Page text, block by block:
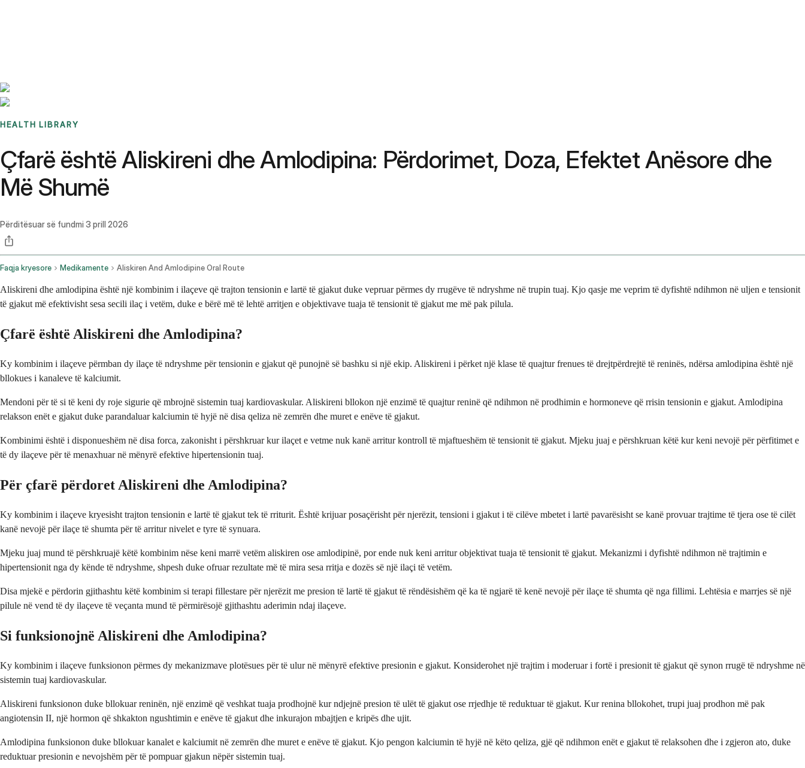
HEALTH LIBRARY
Çfarë është Aliskireni dhe Amlodipina: Përdorimet, Doza, Efektet Anësore dhe
Më Shumë
Përditësuar së fundmi 3 prill 2026
Faqja kryesore Medikamente Aliskiren And Amlodipine Oral Route
Aliskireni dhe amlodipina është një kombinim i ilaçeve që trajton tensionin e lartë të gjakut duke vepruar përmes dy rrugëve të ndryshme në trupin tuaj. Kjo qasje me veprim të dyfishtë ndihmon në uljen e tensionit
të gjakut më efektivisht sesa secili ilaç i vetëm, duke e bërë më të lehtë arritjen e objektivave tuaja të tensionit të gjakut me më pak pilula.
Çfarë është Aliskireni dhe Amlodipina?
Ky kombinim i ilaçeve përmban dy ilaçe të ndryshme për tensionin e gjakut që punojnë së bashku si një ekip. Aliskireni i përket një klase të quajtur frenues të drejtpërdrejtë të reninës, ndërsa amlodipina është një
bllokues i kanaleve të kalciumit.
Mendoni për të si të keni dy roje sigurie që mbrojnë sistemin tuaj kardiovaskular. Aliskireni bllokon një enzimë të quajtur reninë që ndihmon në prodhimin e hormoneve që rrisin tensionin e gjakut. Amlodipina
relakson enët e gjakut duke parandaluar kalciumin të hyjë në disa qeliza në zemrën dhe muret e enëve të gjakut.
Kombinimi është i disponueshëm në disa forca, zakonisht i përshkruar kur ilaçet e vetme nuk kanë arritur kontroll të mjaftueshëm të tensionit të gjakut. Mjeku juaj e përshkruan këtë kur keni nevojë për përfitimet e
të dy ilaçeve për të menaxhuar në mënyrë efektive hipertensionin tuaj.
Për çfarë përdoret Aliskireni dhe Amlodipina?
Ky kombinim i ilaçeve kryesisht trajton tensionin e lartë të gjakut tek të rriturit. Është krijuar posaçërisht për njerëzit, tensioni i gjakut i të cilëve mbetet i lartë pavarësisht se kanë provuar trajtime të tjera ose të cilët
kanë nevojë për ilaçe të shumta për të arritur nivelet e tyre të synuara.
Mjeku juaj mund të përshkruajë këtë kombinim nëse keni marrë vetëm aliskiren ose amlodipinë, por ende nuk keni arritur objektivat tuaja të tensionit të gjakut. Mekanizmi i dyfishtë ndihmon në trajtimin e
hipertensionit nga dy kënde të ndryshme, shpesh duke ofruar rezultate më të mira sesa rritja e dozës së një ilaçi të vetëm.
Disa mjekë e përdorin gjithashtu këtë kombinim si terapi fillestare për njerëzit me presion të lartë të gjakut të rëndësishëm që ka të ngjarë të kenë nevojë për ilaçe të shumta që nga fillimi. Lehtësia e marrjes së një
pilule në vend të dy ilaçeve të veçanta mund të përmirësojë gjithashtu aderimin ndaj ilaçeve.
Si funksionojnë Aliskireni dhe Amlodipina?
Ky kombinim i ilaçeve funksionon përmes dy mekanizmave plotësues për të ulur në mënyrë efektive presionin e gjakut. Konsiderohet një trajtim i moderuar i fortë i presionit të gjakut që synon rrugë të ndryshme në
sistemin tuaj kardiovaskular.
Aliskireni funksionon duke bllokuar reninën, një enzimë që veshkat tuaja prodhojnë kur ndjejnë presion të ulët të gjakut ose rrjedhje të reduktuar të gjakut. Kur renina bllokohet, trupi juaj prodhon më pak
angiotensin II, një hormon që shkakton ngushtimin e enëve të gjakut dhe inkurajon mbajtjen e kripës dhe ujit.
Amlodipina funksionon duke bllokuar kanalet e kalciumit në zemrën dhe muret e enëve të gjakut. Kjo pengon kalciumin të hyjë në këto qeliza, gjë që ndihmon enët e gjakut të relaksohen dhe i zgjeron ato, duke
reduktuar presionin e nevojshëm për të pompuar gjakun nëpër sistemin tuaj.